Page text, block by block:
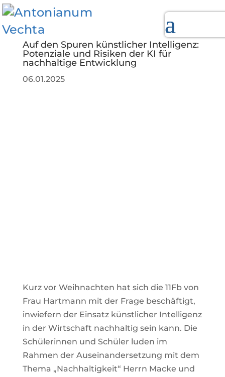
Auf den Spuren künstlicher Intelligenz:
Potenziale und Risiken der KI für
nachhaltige Entwicklung
06.01.2025
Kurz vor Weihnachten hat sich die 11Fb von
Frau Hartmann mit der Frage beschäftigt,
inwiefern der Einsatz künstlicher Intelligenz
in der Wirtschaft nachhaltig sein kann. Die
Schülerinnen und Schüler luden im
Rahmen der Auseinandersetzung mit dem
Thema „Nachhaltigkeit“ Herrn Macke und